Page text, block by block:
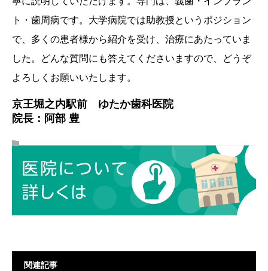
ト・歯周病です。大学病院では助教授というポジション
で、多くの患者様から紹介を受け、治療にあたっていま
した。どんな質問にも答えてくださいますので、どうぞ
よろしくお願いいたします。
京王堀之内駅前 ゆたか歯科医院
院長：阿部 豊
関連記事